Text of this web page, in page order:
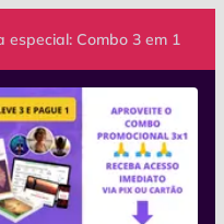
especial: Combo 3 em 1